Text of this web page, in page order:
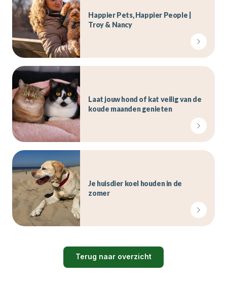
Happier Pets, Happier People |
Troy & Nancy
Laat jouw hond of kat veilig van de
koude maanden genieten
Je huisdier koel houden in de
zomer
Terug naar overzicht